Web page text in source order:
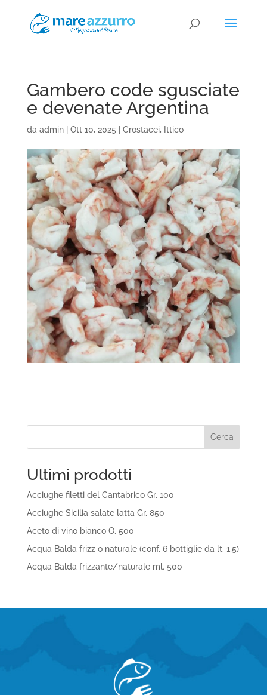
Gambero code sgusciate
e devenate Argentina
da admin| Ott 10, 2025 Crostacei, Ittico
Cerca
Ultimi prodotti
Acciughe filetti del Cantabrico Gr. 100
Acciughe Sicilia salate latta Gr. 850
Aceto di vino bianco O. 500
Acqua Balda frizz o naturale (conf. 6 bottiglie da lt. 1,5)
Acqua Balda frizzante/naturale ml. 500